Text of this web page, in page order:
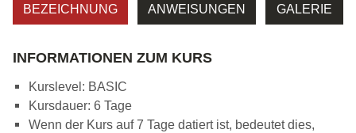
BEZEICHNUNG ANWEISUNGEN GALERIE
INFORMATIONEN ZUM KURS
Kurslevel: BASIC
Kursdauer: 6 Tage
Wenn der Kurs auf 7 Tage datiert ist, bedeutet dies,